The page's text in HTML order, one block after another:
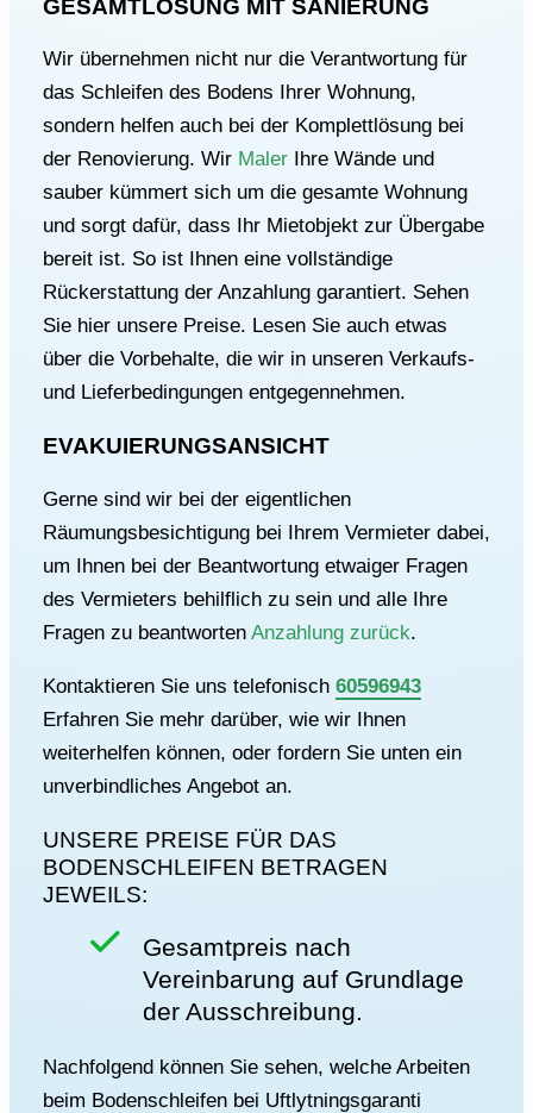
GESAMTLÖSUNG MIT SANIERUNG
Wir übernehmen nicht nur die Verantwortung für
das Schleifen des Bodens Ihrer Wohnung,
sondern helfen auch bei der Komplettlösung bei
der Renovierung. Wir Maler Ihre Wände und
sauber kümmert sich um die gesamte Wohnung
und sorgt dafür, dass Ihr Mietobjekt zur Übergabe
bereit ist. So ist Ihnen eine vollständige
Rückerstattung der Anzahlung garantiert. Sehen
Sie hier unsere Preise. Lesen Sie auch etwas
über die Vorbehalte, die wir in unseren Verkaufs-
und Lieferbedingungen entgegennehmen.
EVAKUIERUNGSANSICHT
Gerne sind wir bei der eigentlichen
Räumungsbesichtigung bei Ihrem Vermieter dabei,
um Ihnen bei der Beantwortung etwaiger Fragen
des Vermieters behilflich zu sein und alle Ihre
Fragen zu beantworten Anzahlung zurück.
Kontaktieren Sie uns telefonisch 60596943
Erfahren Sie mehr darüber, wie wir Ihnen
weiterhelfen können, oder fordern Sie unten ein
unverbindliches Angebot an.
UNSERE PREISE FÜR DAS
BODENSCHLEIFEN BETRAGEN
JEWEILS:
Gesamtpreis nach
Vereinbarung auf Grundlage
der Ausschreibung.
Nachfolgend können Sie sehen, welche Arbeiten
beim Bodenschleifen bei Uftlytningsgaranti